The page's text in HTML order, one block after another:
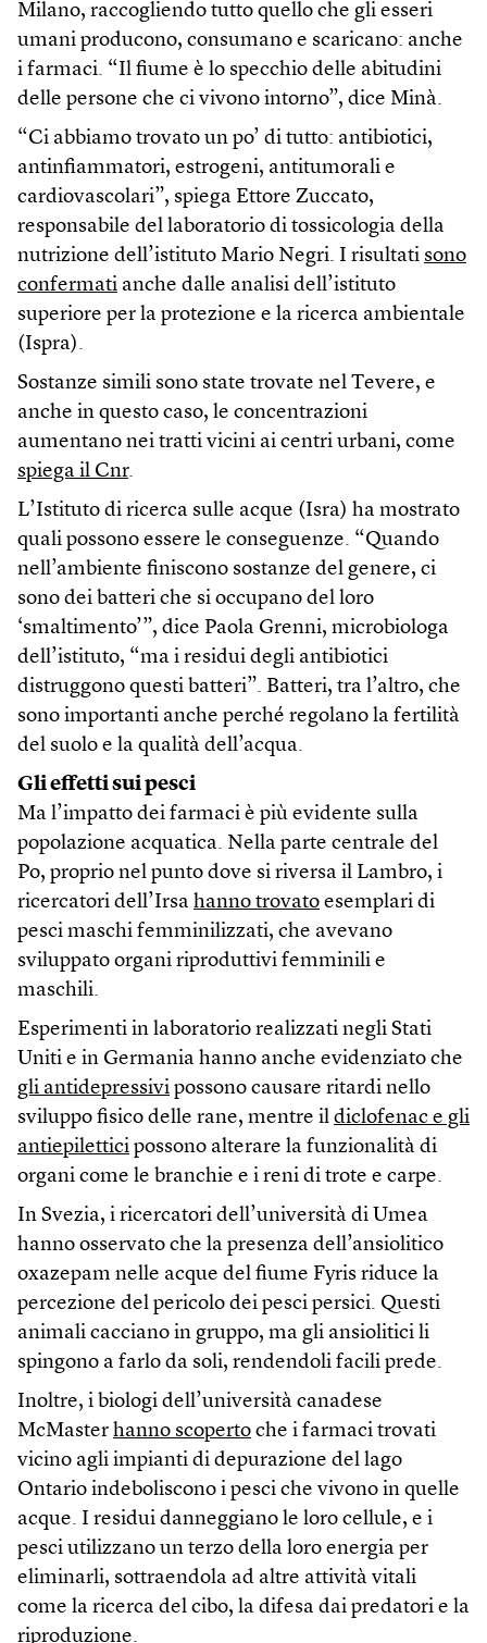
Milano, raccogliendo tutto quello che gli esseri
umani producono, consumano e scaricano: anche
i farmaci. “Il fiume è lo specchio delle abitudini
delle persone che ci vivono intorno”, dice Minà.
“Ci abbiamo trovato un po’ di tutto: antibiotici,
antinfiammatori, estrogeni, antitumorali e
cardiovascolari”, spiega Ettore Zuccato,
responsabile del laboratorio di tossicologia della
nutrizione dell’istituto Mario Negri. I risultati sono
confermati anche dalle analisi dell’istituto
superiore per la protezione e la ricerca ambientale
(Ispra).
Sostanze simili sono state trovate nel Tevere, e
anche in questo caso, le concentrazioni
aumentano nei tratti vicini ai centri urbani, come
spiega il Cnr.
L’Istituto di ricerca sulle acque (Isra) ha mostrato
quali possono essere le conseguenze. “Quando
nell’ambiente finiscono sostanze del genere, ci
sono dei batteri che si occupano del loro
‘smaltimento’”, dice Paola Grenni, microbiologa
dell’istituto, “ma i residui degli antibiotici
distruggono questi batteri”. Batteri, tra l’altro, che
sono importanti anche perché regolano la fertilità
del suolo e la qualità dell’acqua.
Gli effetti sui pesci
Ma l’impatto dei farmaci è più evidente sulla
popolazione acquatica. Nella parte centrale del
Po, proprio nel punto dove si riversa il Lambro, i
ricercatori dell’Irsa hanno trovato esemplari di
pesci maschi femminilizzati, che avevano
sviluppato organi riproduttivi femminili e
maschili.
Esperimenti in laboratorio realizzati negli Stati
Uniti e in Germania hanno anche evidenziato che
gli antidepressivi possono causare ritardi nello
sviluppo fisico delle rane, mentre il diclofenac e gli
antiepilettici possono alterare la funzionalità di
organi come le branchie e i reni di trote e carpe.
In Svezia, i ricercatori dell’università di Umea
hanno osservato che la presenza dell’ansiolitico
oxazepam nelle acque del fiume Fyris riduce la
percezione del pericolo dei pesci persici. Questi
animali cacciano in gruppo, ma gli ansiolitici li
spingono a farlo da soli, rendendoli facili prede.
Inoltre, i biologi dell’università canadese
McMaster hanno scoperto che i farmaci trovati
vicino agli impianti di depurazione del lago
Ontario indeboliscono i pesci che vivono in quelle
acque. I residui danneggiano le loro cellule, e i
pesci utilizzano un terzo della loro energia per
eliminarli, sottraendola ad altre attività vitali
come la ricerca del cibo, la difesa dai predatori e la
riproduzione.